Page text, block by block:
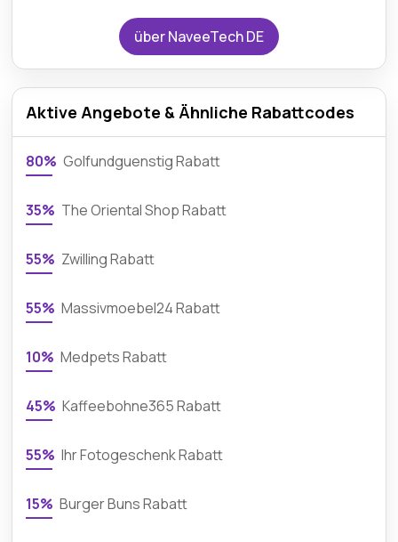
über NaveeTech DE
Aktive Angebote & Ähnliche Rabattcodes
80% Golfundguenstig Rabatt
35% The Oriental Shop Rabatt
55% Zwilling Rabatt
55% Massivmoebel24 Rabatt
10% Medpets Rabatt
45% Kaffeebohne365 Rabatt
55% Ihr Fotogeschenk Rabatt
15% Burger Buns Rabatt